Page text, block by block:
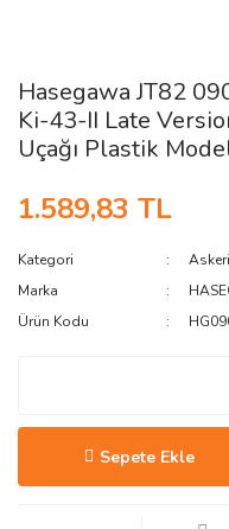
Hasegawa JT82
Ki-43-II Late
Uçağı Plastik
1.589,83 TL
Kategori
Marka
Ürün Kodu
Sepete Ekle